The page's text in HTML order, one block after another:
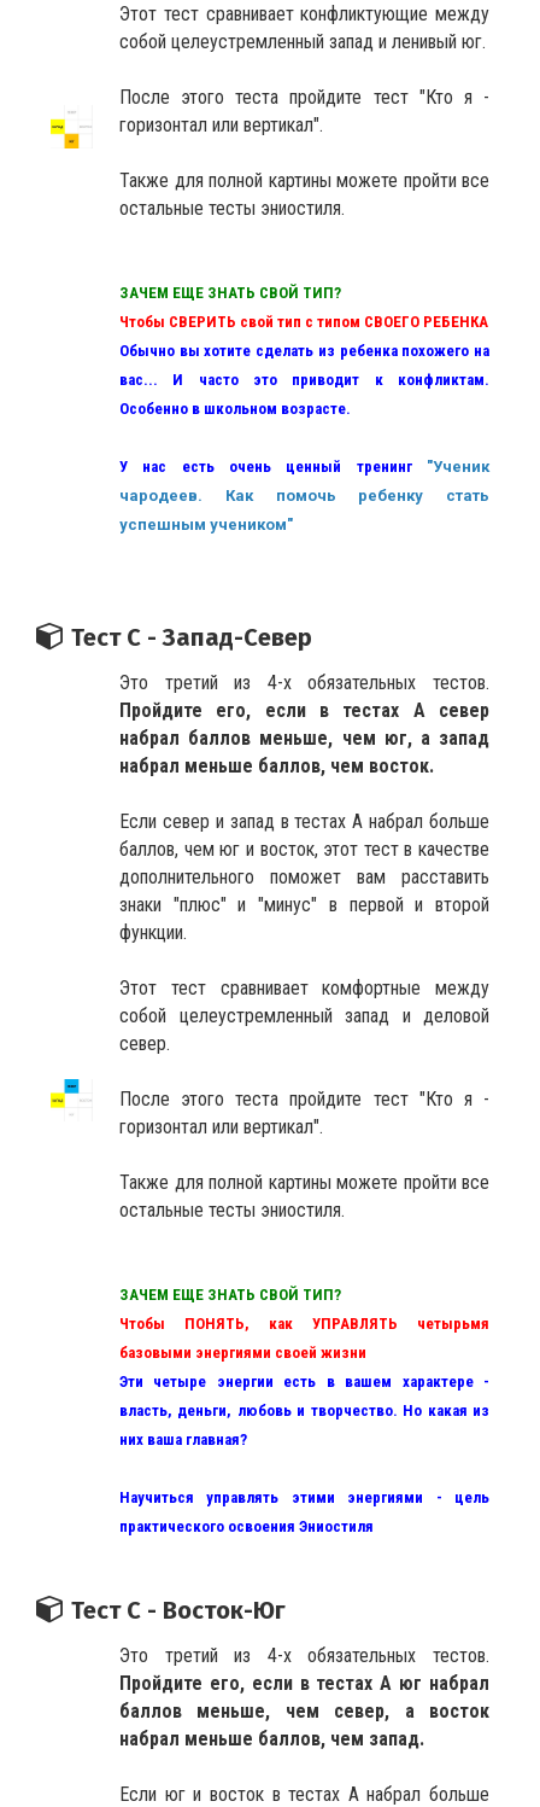
Этот тест сравнивает конфликтующие между
собой целеустремленный запад и ленивый юг.
После этого теста пройдите тест "Кто я -
горизонтал или вертикал".
Также для полной картины можете пройти все
остальные тесты эниостиля.
ЗАЧЕМ ЕЩЕ ЗНАТЬ СВОЙ ТИП?
Чтобы СВЕРИТЬ свой тип с типом СВОЕГО РЕБЕНКА
Обычно вы хотите сделать из ребенка похожего на
вас... И часто это приводит к конфликтам.
Особенно в школьном возрасте.
У нас есть очень ценный тренинг "Ученик
чародеев. Как помочь ребенку стать
успешным учеником"
Тест С - Запад-Север
Это третий из 4-х обязательных тестов.
Пройдите его, если в тестах А север
набрал баллов меньше, чем юг, а запад
набрал меньше баллов, чем восток.
Если север и запад в тестах А набрал больше
баллов, чем юг и восток, этот тест в качестве
дополнительного поможет вам расставить
знаки "плюс" и "минус" в первой и второй
функции.
Этот тест сравнивает комфортные между
собой целеустремленный запад и деловой
север.
После этого теста пройдите тест "Кто я -
горизонтал или вертикал".
Также для полной картины можете пройти все
остальные тесты эниостиля.
ЗАЧЕМ ЕЩЕ ЗНАТЬ СВОЙ ТИП?
Чтобы ПОНЯТЬ, как УПРАВЛЯТЬ четырьмя
базовыми энергиями своей жизни
Эти четыре энергии есть в вашем характере -
власть, деньги, любовь и творчество. Но какая из
них ваша главная?
Научиться управлять этими энергиями - цель
практического освоения Эниостиля
Тест С - Восток-Юг
Это третий из 4-х обязательных тестов.
Пройдите его, если в тестах А юг набрал
баллов меньше, чем север, а восток
набрал меньше баллов, чем запад.
Если юг и восток в тестах А набрал больше